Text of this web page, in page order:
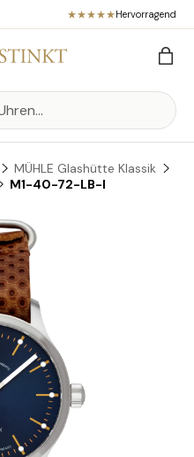
Hervorragend
MÜHLE Glashütte Klassik
M1-40-72-LB-I
springen